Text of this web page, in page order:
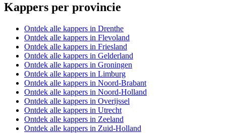
Kappers per provincie
Ontdek alle kappers in Drenthe
Ontdek alle kappers in Flevoland
Ontdek alle kappers in Friesland
Ontdek alle kappers in Gelderland
Ontdek alle kappers in Groningen
Ontdek alle kappers in Limburg
Ontdek alle kappers in Noord-Brabant
Ontdek alle kappers in Noord-Holland
Ontdek alle kappers in Overijssel
Ontdek alle kappers in Utrecht
Ontdek alle kappers in Zeeland
Ontdek alle kappers in Zuid-Holland